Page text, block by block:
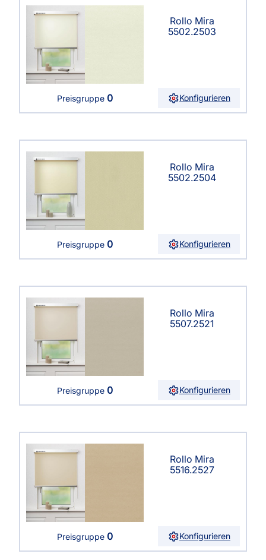
Rollo Mira
5502.2503
Preisgruppe 0 Konfigurieren
Rollo Mira
5502.2504
Preisgruppe 0 Konfigurieren
Rollo Mira
5507.2521
Preisgruppe 0 Konfigurieren
Rollo Mira
5516.2527
Preisgruppe 0 Konfigurieren